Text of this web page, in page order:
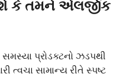
કે તમને એલર્જીક
પ્રોડક્ટનો ઝડપથી
ત્વચા સામાન્ય રીતે સ્પષ્ટ